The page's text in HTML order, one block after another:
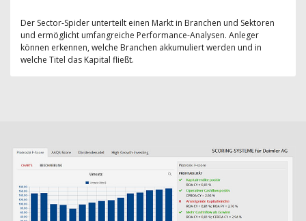
Der Sector-Spider unterteilt einen Markt in Branchen und Sektoren
und ermöglicht umfangreiche Performance-Analysen. Anleger
können erkennen, welche Branchen akkumuliert werden und in
welche Titel das Kapital fließt.